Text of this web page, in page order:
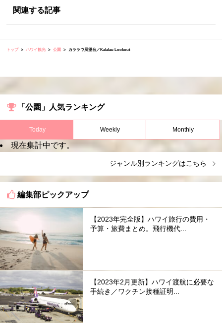
関連する記事
トップ ハワイ観光 公園 カララウ展望台／Kalalau Lookout
「公園」人気ランキング
Today Weekly Monthly
現在集計中です。
ジャンル別ランキングはこちら
編集部ピックアップ
【2023年完全版】ハワイ旅行の費用・
予算・旅費まとめ。飛行機代...
【2023年2月更新】ハワイ渡航に必要な
手続き／ワクチン接種証明...